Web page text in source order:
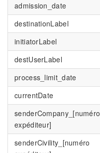
admission_date
destinationLabel
initiatorLabel
destUserLabel
process_limit_date
currentDate
senderCompany_[numéro
expéditeur]
senderCivility_[numéro